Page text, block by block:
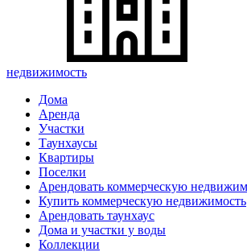
недвижимость
Дома
Аренда
Участки
Таунхаусы
Квартиры
Поселки
Арендовать коммерческую
Купить коммерческую недвижимость
Арендовать таунхаус
Дома и участки у воды
Коллекции